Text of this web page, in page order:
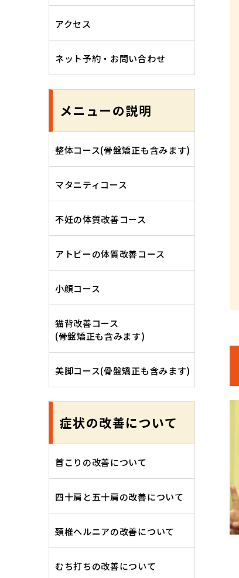
アクセス
ネット予約・お問い合わせ
メニューの説明
整体コース(骨盤矯正も含みます)
マタニティコース
不妊の体質改善コース
アトピーの体質改善コース
小顔コース
猫背改善コース
(骨盤矯正も含みます)
美脚コース(骨盤矯正も含みます)
症状の改善について
首こりの改善について
四十肩と五十肩の改善について
頚椎ヘルニアの改善について
むち打ちの改善について